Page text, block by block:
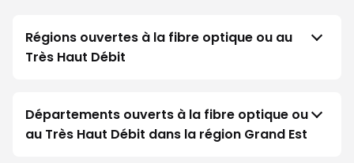
Régions ouvertes à la fibre optique ou au
Très Haut Débit
Départements ouverts à la fibre optique ou
au Très Haut Débit dans la région Grand Est